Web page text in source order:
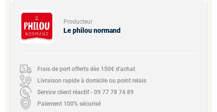
Producteur
Le philou normand
Frais de port offerts dès 150€ d'achat
Livraison rapide à domicile ou point relais
Service client réactif - 09 77 78 74 89
Paiement 100% sécurisé